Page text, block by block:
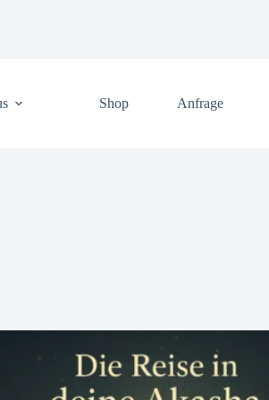
Shop Anfrage